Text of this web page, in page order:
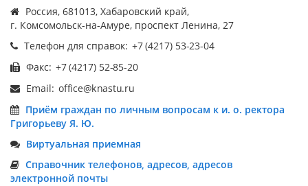
Россия, 681013, Хабаровский край,
г. Комсомольск-на-Амуре, проспект Ленина, 27
Телефон для справок:
Факс:
Email:
Приём граждан по личным вопросам к и. о. ректора
Григорьеву Я. Ю.
Виртуальная приемная
Справочник телефонов, адресов, адресов
электронной почты